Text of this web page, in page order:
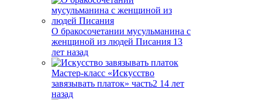
О бракосочетании мусульманина с
женщиной из людей Писания 13
лет назад
Мастер-класс «Искусство
завязывать платок» часть2 14 лет
назад